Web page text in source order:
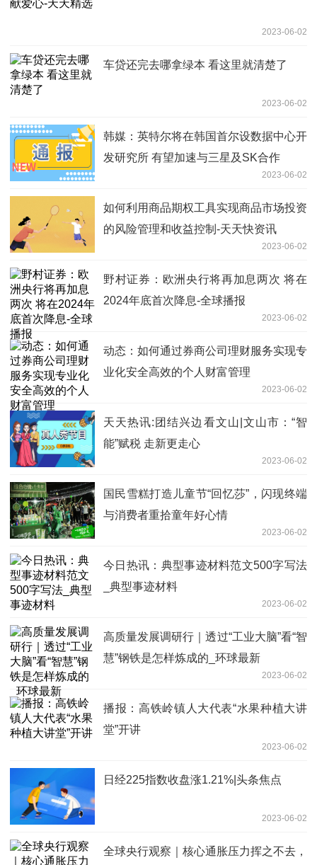
2023-06-02
车贷还完去哪拿绿本 看这里就清楚了
2023-06-02
韩媒：英特尔将在韩国首尔设数据中心开
发研究所 有望加速与三星及SK合作
2023-06-02
如何利用商品期权工具实现商品市场投资
的风险管理和收益控制-天天快资讯
2023-06-02
野村证券：欧洲央行将再加息两次 将在
2024年底首次降息-全球播报
2023-06-02
动态：如何通过券商公司理财服务实现专
业化安全高效的个人财富管理
2023-06-02
天天热讯:团结兴边看文山|文山市：“智
能”赋税 走新更走心
2023-06-02
国民雪糕打造儿童节“回忆莎”，闪现终端
与消费者重拾童年好心情
2023-06-02
今日热讯：典型事迹材料范文500字写法
_典型事迹材料
2023-06-02
高质量发展调研行｜透过“工业大脑”看“智
慧”钢铁是怎样炼成的_环球最新
2023-06-02
播报：高铁岭镇人大代表“水果种植大讲
堂”开讲 ​
2023-06-02
日经225指数收盘涨1.21%|头条焦点
2023-06-02
全球央行观察｜核心通胀压力挥之不去，